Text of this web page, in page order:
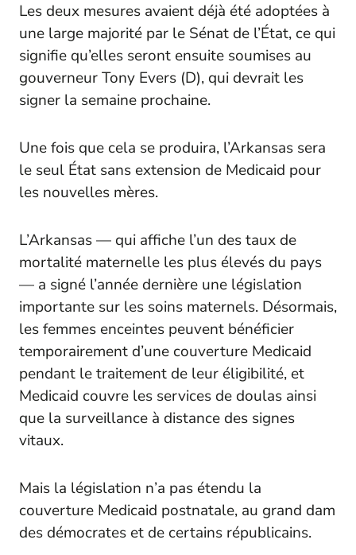
Les deux mesures avaient déjà été adoptées à
une large majorité par le Sénat de l’État, ce qui
signifie qu’elles seront ensuite soumises au
gouverneur Tony Evers (D), qui devrait les
signer la semaine prochaine.
Une fois que cela se produira, l’Arkansas sera
le seul État sans extension de Medicaid pour
les nouvelles mères.
L’Arkansas — qui affiche l’un des taux de
mortalité maternelle les plus élevés du pays
— a signé l’année dernière une législation
importante sur les soins maternels. Désormais,
les femmes enceintes peuvent bénéficier
temporairement d’une couverture Medicaid
pendant le traitement de leur éligibilité, et
Medicaid couvre les services de doulas ainsi
que la surveillance à distance des signes
vitaux.
Mais la législation n’a pas étendu la
couverture Medicaid postnatale, au grand dam
des démocrates et de certains républicains.